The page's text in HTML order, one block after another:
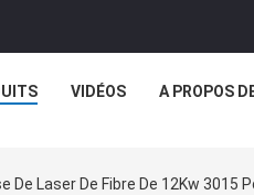
VIDÉOS A PROPOS
De Laser De Fibre De 12Kw 3015